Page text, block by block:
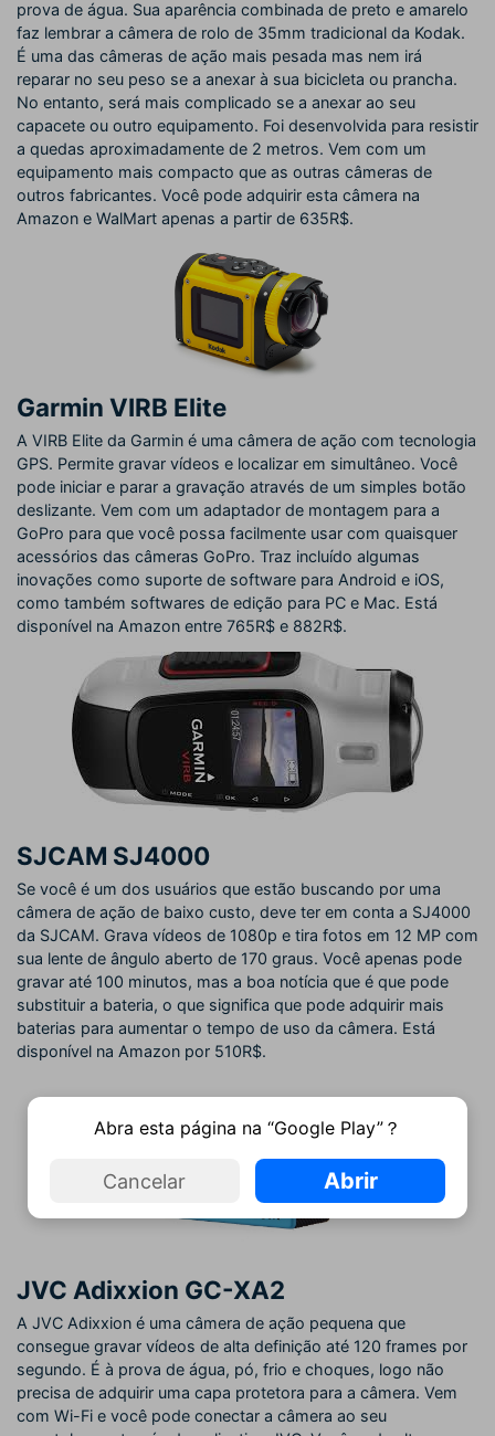
prova de água. Sua aparência combinada de preto e amarelo
faz lembrar a câmera de rolo de 35mm tradicional da Kodak.
É uma das câmeras de ação mais pesada mas nem irá
reparar no seu peso se a anexar à sua bicicleta ou prancha.
No entanto, será mais complicado se a anexar ao seu
capacete ou outro equipamento. Foi desenvolvida para resistir
a quedas aproximadamente de 2 metros. Vem com um
equipamento mais compacto que as outras câmeras de
outros fabricantes. Você pode adquirir esta câmera na
Amazon e WalMart apenas a partir de 635R$.
Garmin VIRB Elite
A VIRB Elite da Garmin é uma câmera de ação com tecnologia
GPS. Permite gravar vídeos e localizar em simultâneo. Você
pode iniciar e parar a gravação através de um simples botão
deslizante. Vem com um adaptador de montagem para a
GoPro para que você possa facilmente usar com quaisquer
acessórios das câmeras GoPro. Traz incluído algumas
inovações como suporte de software para Android e iOS,
como também softwares de edição para PC e Mac. Está
disponível na Amazon entre 765R$ e 882R$.
SJCAM SJ4000
Se você é um dos usuários que estão buscando por uma
câmera de ação de baixo custo, deve ter em conta a SJ4000
da SJCAM. Grava vídeos de 1080p e tira fotos em 12 MP com
sua lente de ângulo aberto de 170 graus. Você apenas pode
gravar até 100 minutos, mas a boa notícia que é que pode
substituir a bateria, o que significa que pode adquirir mais
baterias para aumentar o tempo de uso da câmera. Está
disponível na Amazon por 510R$.
JVC Adixxion GC-XA2
A JVC Adixxion é uma câmera de ação pequena que
consegue gravar vídeos de alta definição até 120 frames por
segundo. É à prova de água, pó, frio e choques, logo não
precisa de adquirir uma capa protetora para a câmera. Vem
com Wi-Fi e você pode conectar a câmera ao seu
Abra esta página na “Google Play”？
Cancelar Abrir